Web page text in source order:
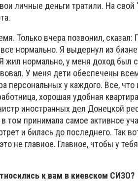
личные деньги тратили. На
Только вчера позвонил, сказал:
нормально. Я выдернул из
жил нормально, у меня доход был
У меня дети обеспечены
персональных у каждого. Все,
хорошая удобная
иностранных дел Донецкой
том принимала самое активное
и билась до последнего. Так
не главное. Главное, чтобы у
к вам в киевском СИЗО?